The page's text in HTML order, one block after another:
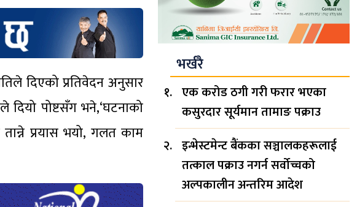
दिएको प्रतिवेदन अनुसार
दियो पोष्टसँग भने,‘घटनाको
तान्ने प्रयास भयो, गलत काम
भर्खरै
एक करोड ठगी गरी फरार भएका
कसुरदार सूर्यमान तामाङ पक्राउ
इन्भेस्टमेन्ट बैंकका सञ्चालकहरूलाई
तत्काल पक्राउ नगर्न सर्वोच्चको
अल्पकालीन अन्तरिम आदेश